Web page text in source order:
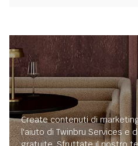
Create contenuti di
l'aiuto di Twinbru Services e